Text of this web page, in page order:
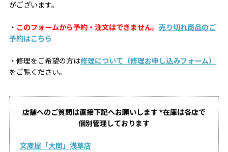
がございます。
・ このフォームから予約・注文はできません。 売り切れ商品のご
予約はこちら
・修理をご希望の方は修理について（修理お申し込みフォーム）
をご覧ください。
店舗へのご質問は直接下記へお願いします *在庫は各店で
個別管理しております
文庫屋「大関」浅草店